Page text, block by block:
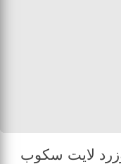
لايت سكوب